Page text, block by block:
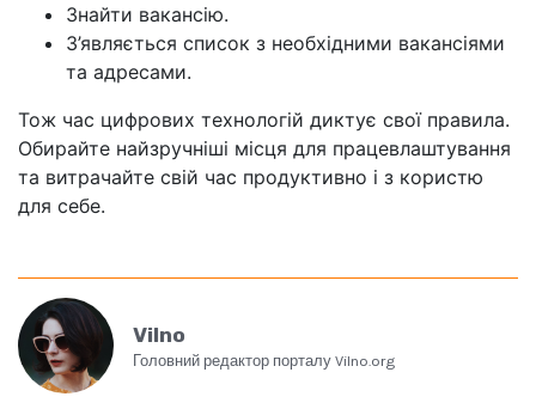
Знайти вакансію.
З’являється список з необхідними вакансіями
та адресами.
Тож час цифрових технологій диктує свої правила.
Обирайте найзручніші місця для працевлаштування
та витрачайте свій час продуктивно і з користю
для себе.
Vilno
Головний редактор порталу Vilno.org